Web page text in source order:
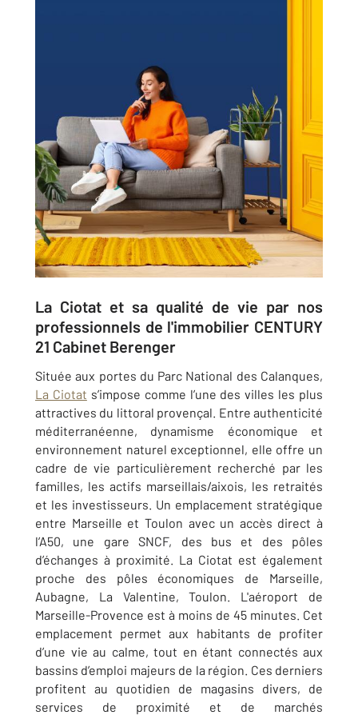
La Ciotat et sa qualité de vie par nos
professionnels de l'immobilier CENTURY
21 Cabinet Berenger
Située aux portes du Parc National des Calanques,
La Ciotat s’impose comme l’une des villes les plus
attractives du littoral provençal. Entre authenticité
méditerranéenne, dynamisme économique et
environnement naturel exceptionnel, elle offre un
cadre de vie particulièrement recherché par les
familles, les actifs marseillais/aixois, les retraités
et les investisseurs. Un emplacement stratégique
entre Marseille et Toulon avec un accès direct à
l’A50, une gare SNCF, des bus et des pôles
d’échanges à proximité. La Ciotat est également
proche des pôles économiques de Marseille,
Aubagne, La Valentine, Toulon. L'aéroport de
Marseille-Provence est à moins de 45 minutes. Cet
emplacement permet aux habitants de profiter
d’une vie au calme, tout en étant connectés aux
bassins d’emploi majeurs de la région. Ces derniers
profitent au quotidien de magasins divers, de
services de proximité et de marchés